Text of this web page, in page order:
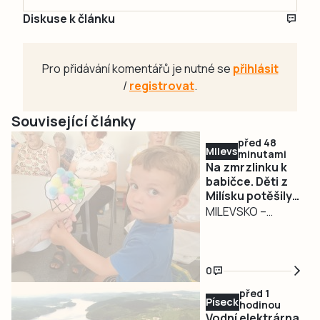
Diskuse k článku
Pro přidávání komentářů je nutné se přihlásit
/registrovat.
Související články
Milevsko
před 48
minutami
Na zmrzlinku k
babičce. Děti z
Milísku potěšily
seniory
MILEVSKO –
povídání o životě.
Tak vypadalo
středeční
dopoledne 5.
0
Písecko
před 1
hodinou